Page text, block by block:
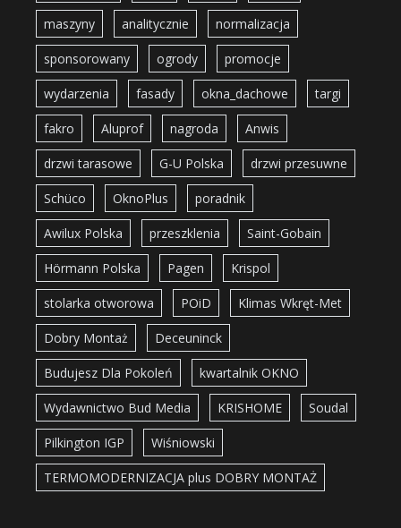
maszyny analitycznie normalizacja
sponsorowany ogrody promocje
wydarzenia fasady okna_dachowe targi
fakro Aluprof nagroda Anwis
drzwi tarasowe G-U Polska drzwi przesuwne
Schüco OknoPlus poradnik
Awilux Polska przeszklenia Saint-Gobain
Hörmann Polska Pagen Krispol
stolarka otworowa POiD Klimas Wkręt-Met
Dobry Montaż Deceuninck
Budujesz Dla Pokoleń kwartalnik OKNO
Wydawnictwo Bud Media KRISHOME Soudal
Pilkington IGP Wiśniowski
TERMOMODERNIZACJA plus DOBRY MONTAŻ